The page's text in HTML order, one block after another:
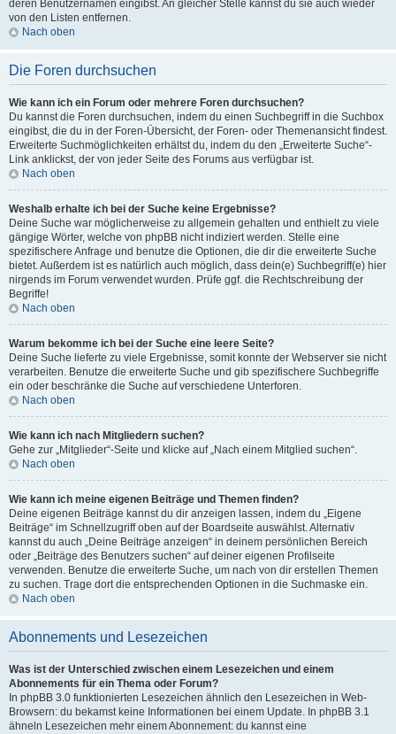
deren Benutzernamen eingibst. An gleicher Stelle kannst du sie auch wieder
von den Listen entfernen.
Nach oben
Die Foren durchsuchen
Wie kann ich ein Forum oder mehrere Foren durchsuchen?
Du kannst die Foren durchsuchen, indem du einen Suchbegriff in die Suchbox
eingibst, die du in der Foren-Übersicht, der Foren- oder Themenansicht findest.
Erweiterte Suchmöglichkeiten erhältst du, indem du den „Erweiterte Suche“-
Link anklickst, der von jeder Seite des Forums aus verfügbar ist.
Nach oben
Weshalb erhalte ich bei der Suche keine Ergebnisse?
Deine Suche war möglicherweise zu allgemein gehalten und enthielt zu viele
gängige Wörter, welche von phpBB nicht indiziert werden. Stelle eine
spezifischere Anfrage und benutze die Optionen, die dir die erweiterte Suche
bietet. Außerdem ist es natürlich auch möglich, dass dein(e) Suchbegriff(e) hier
nirgends im Forum verwendet wurden. Prüfe ggf. die Rechtschreibung der
Begriffe!
Nach oben
Warum bekomme ich bei der Suche eine leere Seite?
Deine Suche lieferte zu viele Ergebnisse, somit konnte der Webserver sie nicht
verarbeiten. Benutze die erweiterte Suche und gib spezifischere Suchbegriffe
ein oder beschränke die Suche auf verschiedene Unterforen.
Nach oben
Wie kann ich nach Mitgliedern suchen?
Gehe zur „Mitglieder“-Seite und klicke auf „Nach einem Mitglied suchen“.
Nach oben
Wie kann ich meine eigenen Beiträge und Themen finden?
Deine eigenen Beiträge kannst du dir anzeigen lassen, indem du „Eigene
Beiträge“ im Schnellzugriff oben auf der Boardseite auswählst. Alternativ
kannst du auch „Deine Beiträge anzeigen“ in deinem persönlichen Bereich
oder „Beiträge des Benutzers suchen“ auf deiner eigenen Profilseite
verwenden. Benutze die erweiterte Suche, um nach von dir erstellen Themen
zu suchen. Trage dort die entsprechenden Optionen in die Suchmaske ein.
Nach oben
Abonnements und Lesezeichen
Was ist der Unterschied zwischen einem Lesezeichen und einem
Abonnements für ein Thema oder Forum?
In phpBB 3.0 funktionierten Lesezeichen ähnlich den Lesezeichen in Web-
Browsern: du bekamst keine Informationen bei einem Update. In phpBB 3.1
ähneln Lesezeichen mehr einem Abonnement: du kannst eine